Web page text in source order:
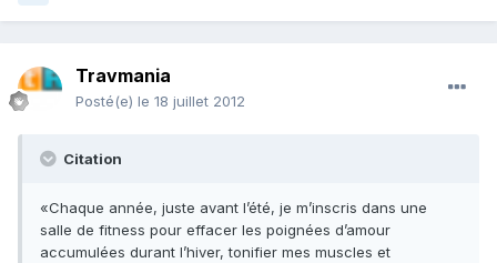
Travmania
Posté(e) le 18 juillet 2012
Citation
«Chaque année, juste avant l’été, je m’inscris dans une
salle de fitness pour effacer les poignées d’amour
accumulées durant l’hiver, tonifier mes muscles et